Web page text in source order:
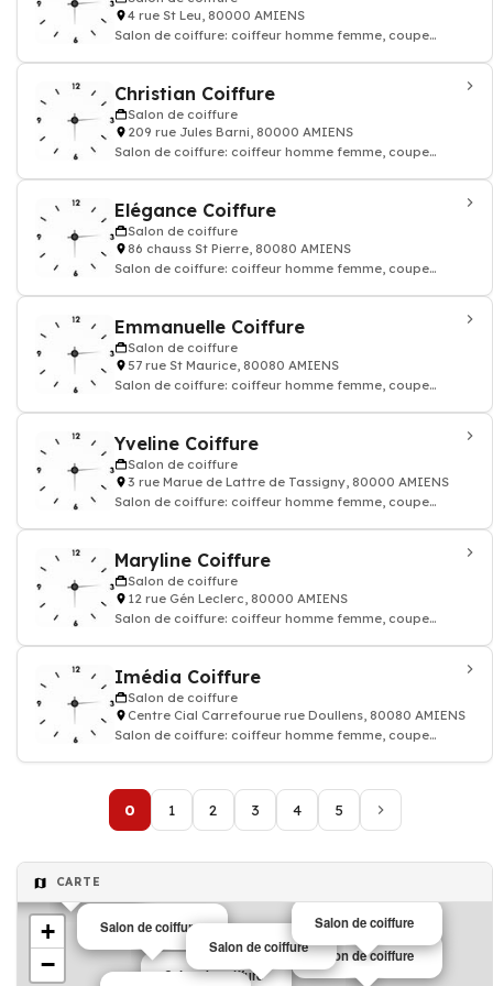
4 rue St Leu, 80000 AMIENS
Salon de coiffure: coiffeur homme femme, coupe
Christian Coiffure
Salon de coiffure
209 rue Jules Barni, 80000 AMIENS
Salon de coiffure: coiffeur homme femme, coupe
Elégance Coiffure
Salon de coiffure
86 chauss St Pierre, 80080 AMIENS
Salon de coiffure: coiffeur homme femme, coupe
Emmanuelle Coiffure
Salon de coiffure
57 rue St Maurice, 80080 AMIENS
Salon de coiffure: coiffeur homme femme, coupe
Yveline Coiffure
Salon de coiffure
3 rue Marue de Lattre de Tassigny, 80000 AMIENS
Salon de coiffure: coiffeur homme femme, coupe
Maryline Coiffure
Salon de coiffure
12 rue Gén Leclerc, 80000 AMIENS
Salon de coiffure: coiffeur homme femme, coupe
Imédia Coiffure
Salon de coiffure
Centre Cial Carrefourue rue Doullens, 80080 AMIENS
Salon de coiffure: coiffeur homme femme, coupe
0 1 2 3 4 5
CARTE
Salon de coiffure
Salon de coiffure
Salon de coiffure
Salon de coiffure
Salon de coiffure
Salon de coiffure
+
−